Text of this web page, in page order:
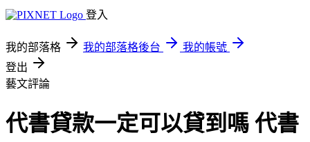
登入
我的部落格 我的部落格後台
我的帳號
登出
藝文評論
代書貸款一定可以貸到嗎 代書